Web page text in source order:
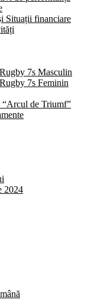
Situații financiare
7s Masculin
7s Feminin
“Arcul de Triumf”
2024